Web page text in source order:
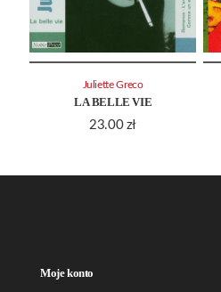
LA BELLE VIE
23.00 zł
Juliette Greco
Moje konto